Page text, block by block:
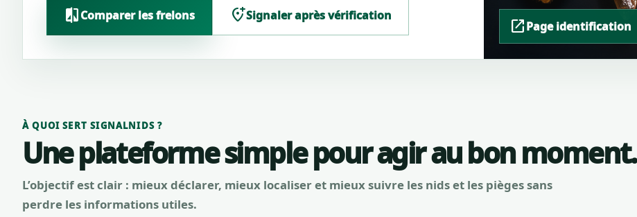
compareComparer les frelons add_location_altSignaler après vérification
open_in_newPage identification
À QUOI SERT SIGNALNIDS ?
Une plateforme simple pour agir au bon moment.
L’objectif est clair : mieux déclarer, mieux localiser et mieux suivre les nids et les pièges sans
perdre les informations utiles.